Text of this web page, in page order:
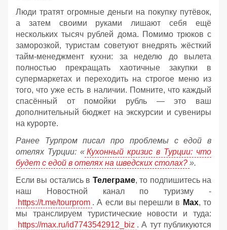
Люди тратят огромные деньги на покупку путёвок,
а затем своими руками лишают себя ещё
нескольких тысяч рублей дома. Помимо трюков с
заморозкой, туристам советуют внедрять жёсткий
тайм-менеджмент кухни: за неделю до вылета
полностью прекращать хаотичные закупки в
супермаркетах и переходить на строгое меню из
того, что уже есть в наличии. Помните, что каждый
спасённый от помойки рубль — это ваш
дополнительный бюджет на экскурсии и сувениры
на курорте.
Ранее Турпром писал про проблемы с едой в
отелях Турции: « Кухонный кризис в Турции: что
будет с едой в отелях на шведских столах? ».
Если вы остались в Телеграме, то подпишитесь на
наш Новостной канал по туризму -
https://t.me/tourprom . А если вы перешли в Мах, то
мы транслируем туристические новости и туда:
https://max.ru/id7743542912_biz . А тут публикуются